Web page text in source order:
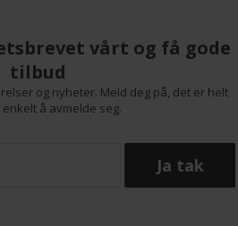
vårt og få gode
tilbud
og nyheter. Meld deg på, det er helt
enkelt å avmelde seg.